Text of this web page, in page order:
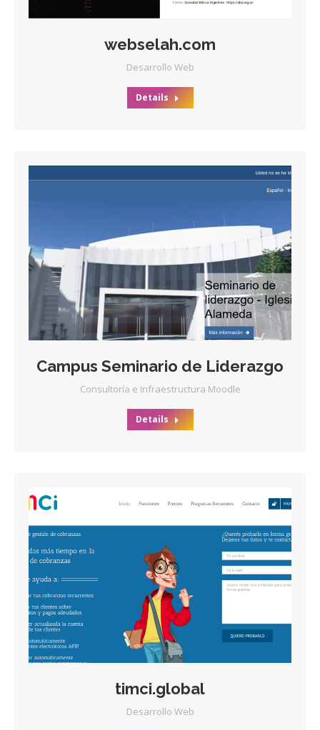
webselah.com
Desarrollo Web
Details
Campus Seminario de Liderazgo
Consultoría e Infraestructura Moodle
Details
timci.global
Desarrollo Web